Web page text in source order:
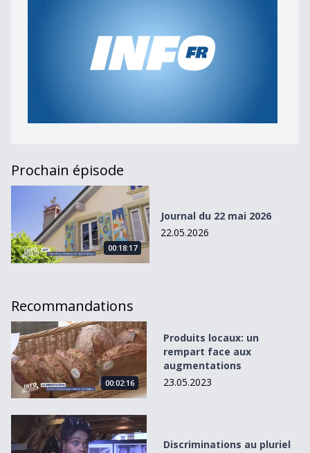
Prochain épisode
Journal du 22 mai 2026
00:18:17
Journal du 22 mai 2026
22.05.2026
Recommandations
Produits locaux: un rempart face aux augmentations
00:02:16
Produits locaux: un
rempart face aux
augmentations
23.05.2023
Discriminations au pluriel
Discriminations au pluriel